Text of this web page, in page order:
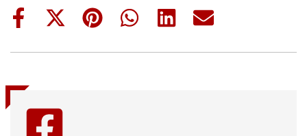
Share
Share
(Twitter)
Share
Share
Share
Share